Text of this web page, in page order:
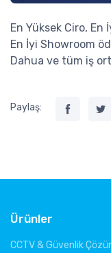
En Yüksek Ciro, En
En İyi Showroom
Dahua ve tüm iş
Paylaş:
Ürünler
CCTV & Güvenlik